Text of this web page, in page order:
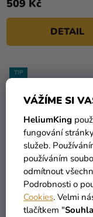
VÁŽÍME SI
HeliumKing
fungování
služeb.
používáním
odmítnout
Podrobnosti o
Cookies. Velmi
tlačítkem "
509 Kč
DETAIL
TIP
Dětský kostým -
Spiderman